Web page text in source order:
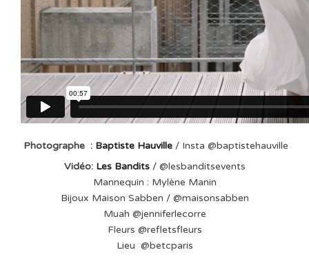
Photographe : Baptiste Hauville / Insta @baptistehauville
Vidéo:Les Bandits/ @lesbanditsevents
Mannequin : Mylène Manin
Bijoux Maison Sabben / @maisonsabben
Muah @jenniferlecorre
Fleurs @refletsfleurs
Lieu @betcparis